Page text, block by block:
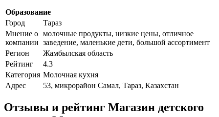
Образование
Город
Тараз
Мнение о
компании
молочные продукты, низкие цены, отличное
заведение, маленькие дети, большой ассортимент
Регион
Жамбылская область
Рейтинг
4.3
Категория Молочная кухня
Адрес
53, микрорайон Самал, Тараз, Казахстан
Отзывы и рейтинг Магазин детского